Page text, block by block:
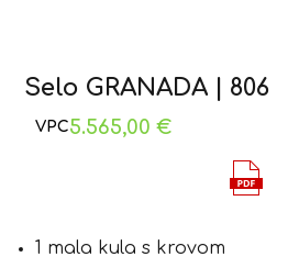
Selo GRANADA | 806
5.565,00€
1 mala kula s krovom